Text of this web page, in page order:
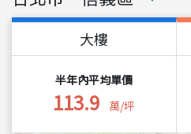
大樓
半年內平均單價
113.9 萬/坪